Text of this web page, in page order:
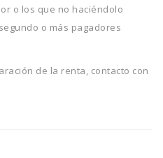
o los que no haciéndolo
o más pagadores
de la renta, contacto con